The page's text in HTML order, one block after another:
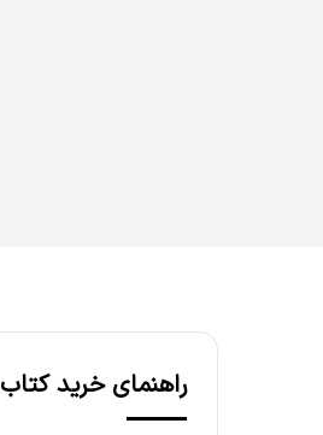
راهنمای خرید کتاب